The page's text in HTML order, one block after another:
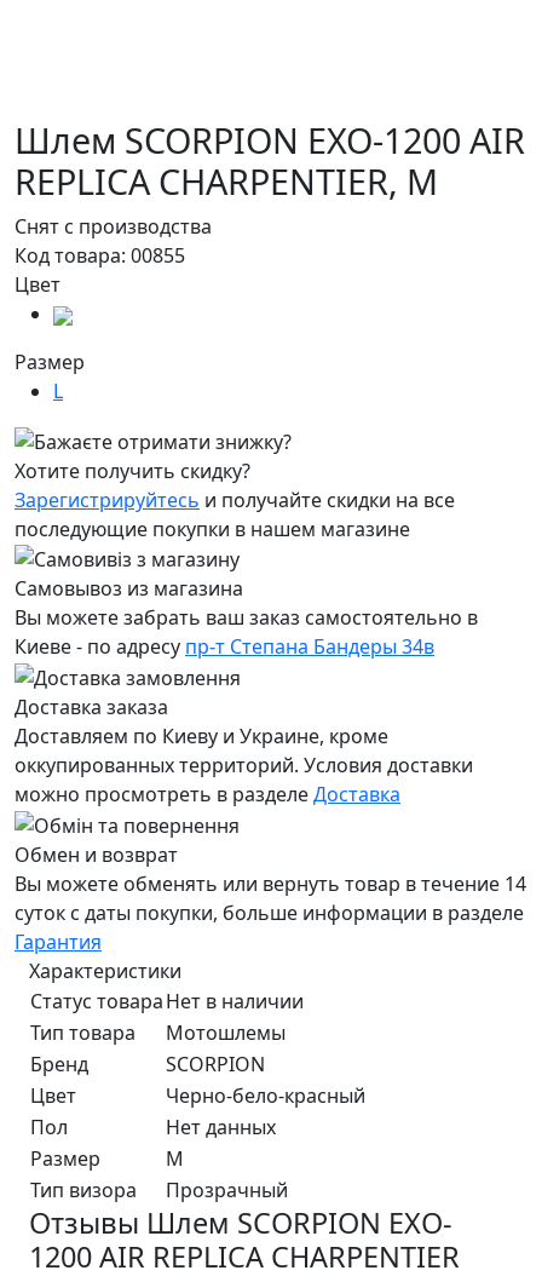
Шлем SCORPION EXO-1200 AIR
REPLICA CHARPENTIER, M
Снят с производства
Код товара: 00855
Цвет
Размер
L
Хотите получить скидку?
Зарегистрируйтесь и получайте скидки на все
последующие покупки в нашем магазине
Самовывоз из магазина
Вы можете забрать ваш заказ самостоятельно в
Киеве - по адресу пр-т Степана Бандеры 34в
Доставка заказа
Доставляем по Киеву и Украине, кроме
оккупированных территорий. Условия доставки
можно просмотреть в разделеДоставка
Обмен и возврат
Вы можете обменять или вернуть товар в течение 14
суток с даты покупки, больше информации в разделе
Гарантия
Характеристики
Статус товараНет в наличии
Тип товара
Мотошлемы
Бренд
SCORPION
Цвет
Черно-бело-красный
Пол
Нет данных
Размер
M
Тип визора
Прозрачный
Отзывы Шлем SCORPION EXO-
1200 AIR REPLICA CHARPENTIER